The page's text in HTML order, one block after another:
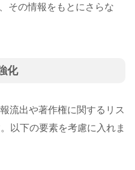
その情報をもとにさらな
化
流出や著作権に関するリス
以下の要素を考慮に入れま